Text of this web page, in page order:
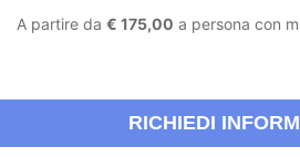
A partire da € 175,00 a persona con
RICHIEDI